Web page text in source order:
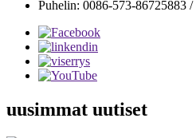
Puhelin: 0086-573-86725883
uusimmat uutiset